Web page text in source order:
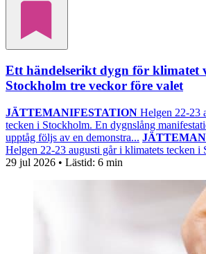
Ett händelserikt dygn för klimatet
Stockholm tre veckor före valet
JÄTTEMANIFESTATION Helgen 22-23
tecken i Stockholm. En dygnslång
upptåg följs av en demonstra...
Helgen 22-23 augusti går i klimatets tecken i
29 jul 2026 • Lästid: 6 min